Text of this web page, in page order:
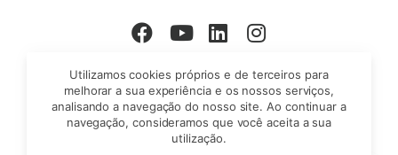
Utilizamos cookies próprios e de terceiros para
melhorar a sua experiência e os nossos serviços,
analisando a navegação do nosso site. Ao continuar a
navegação, consideramos que você aceita a sua
utilização.